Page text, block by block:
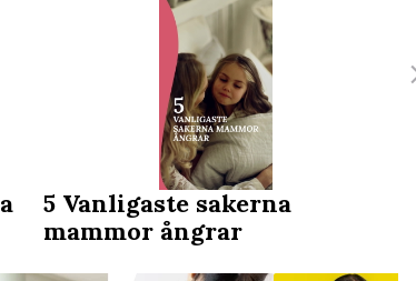
5 Vanligaste sakerna
mammor ångrar